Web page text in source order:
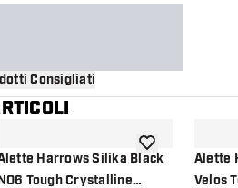
Consigliati
lista dei desideri
Harrows Silika Black
Tough Crystalline
aggiungi allaAlette
Velos